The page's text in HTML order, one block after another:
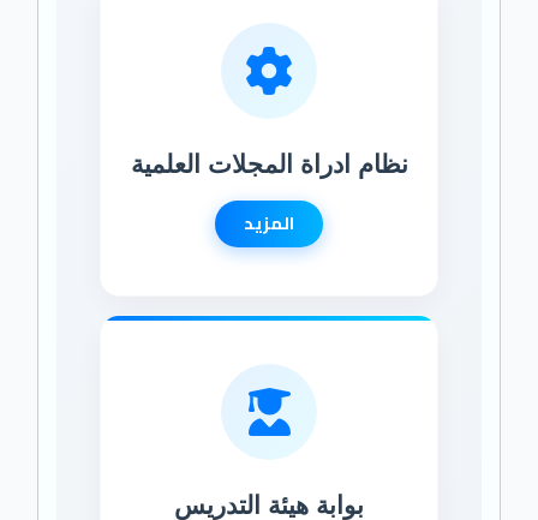
نظام ادراة المجلات العلمية
المزيد
بوابة هيئة التدريس